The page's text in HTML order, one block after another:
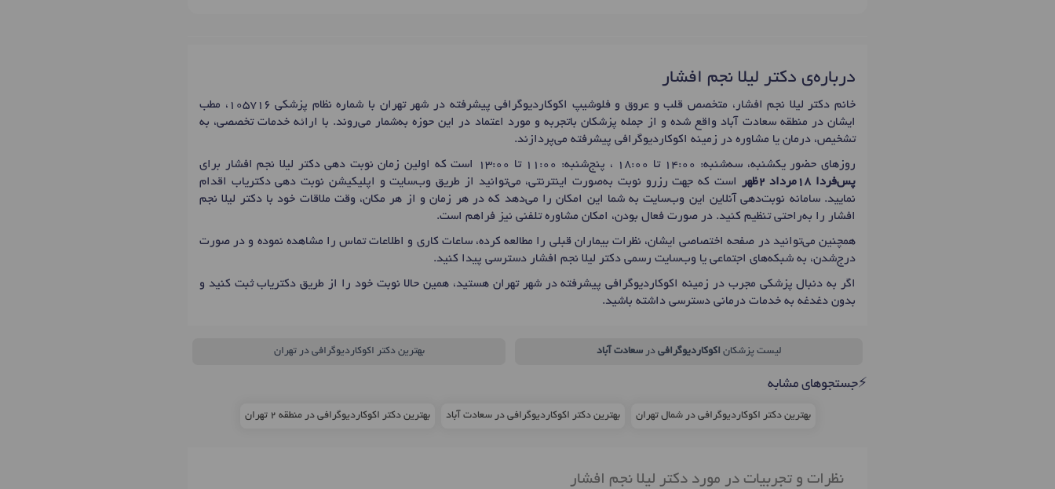
درباره‌ی دکتر لیلا نجم افشار
خانم دکتر لیلا نجم افشار، متخصص قلب و عروق و فلوشیپ اکوکاردیوگرافی پیشرفته در شهر تهران با شماره نظام پزشکی 105716، مطب
ایشان در منطقه سعادت آباد واقع شده و از جمله پزشکان باتجربه و مورد اعتماد در این حوزه به‌شمار می‌روند. با ارائه خدمات تخصصی، به
تشخیص، درمان یا مشاوره در زمینه اکوکاردیوگرافی پیشرفته می‌پردازند.
روزهای حضور یکشنبه، سه‌شنبه: 14:00 تا 18:00 ، پنج‌شنبه: 11:00 تا 13:00 است که اولین زمان نوبت دهی دکتر لیلا نجم افشار برای
پس‌فردا 18مرداد 2ظهر
است که جهت رزرو نوبت به‌صورت اینترنتی، می‌توانید از طریق وب‌سایت و اپلیکیشن نوبت دهی دکتریاب اقدام
نمایید. سامانه نوبت‌دهی آنلاین این وب‌سایت به شما این امکان را می‌دهد که در هر زمان و از هر مکان، وقت ملاقات خود با دکتر لیلا نجم
افشار را به‌راحتی تنظیم کنید. در صورت فعال بودن، امکان مشاوره تلفنی نیز فراهم است.
همچنین می‌توانید در صفحه اختصاصی ایشان، نظرات بیماران قبلی را مطالعه کرده، ساعات کاری و اطلاعات تماس را مشاهده نموده و در صورت
درج‌شدن، به شبکه‌های اجتماعی یا وب‌سایت رسمی دکتر لیلا نجم افشار دسترسی پیدا کنید.
اگر به دنبال پزشکی مجرب در زمینه اکوکاردیوگرافی پیشرفته در شهر تهران هستید، همین حالا نوبت خود را از طریق دکتریاب ثبت کنید و
بدون دغدغه به خدمات درمانی دسترسی داشته باشید.
لیست پزشکان اکوکاردیوگرافی درسعادت آباد بهترین دکتر اکوکاردیوگرافی در تهران
⚡جستجوهای مشابه
بهترین دکتر اکوکاردیوگرافی در شمال تهران بهترین دکتر اکوکاردیوگرافی در سعادت آباد بهترین دکتر اکوکاردیوگرافی در منطقه 2 تهران
نظرات و تجربیات در مورد دکتر لیلا نجم افشار